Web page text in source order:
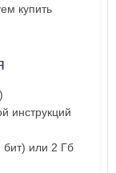
купить
инструкций
бит) или 2 Гб